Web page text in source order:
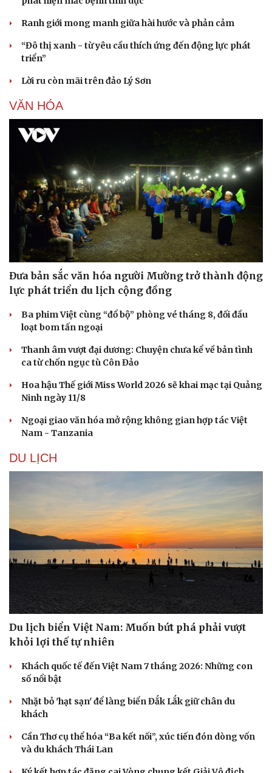
Tư vấn
check-in
Câu chuyện thời sự
Đọc truyện đêm khuya
Cửa sổ tình yêu
Kể chuyện cho bé
Hạt giống tâm hồn
Ranh giới mong manh giữa hài hước và phản cảm
“Đô thị xanh - từ yêu cầu thích ứng đến động lực phát
triển”
Lời ru còn mãi trên đảo Lý Sơn
VĂN HÓA
Đưa bản sắc văn hóa người Mường trở thành động
lực phát triển du lịch cộng đồng
Ba phim Việt cùng “đổ bộ” phòng vé tháng 8, đối đầu
loạt bom tấn ngoại
Thanh âm vượt đại dương: Chuyện chưa kể về bản tình
ca từ chốn ngục tù Côn Đảo
Hoa hậu Thế giới Miss World 2026 sẽ khai mạc tại Quảng
Ninh ngày 11/8
Ngoại giao văn hóa mở rộng không gian hợp tác Việt
Nam - Tanzania
DU LỊCH
Du lịch biển Việt Nam: Muốn bứt phá phải vượt
khỏi lợi thế tự nhiên
Khách quốc tế đến Việt Nam 7 tháng 2026: Những con
số nổi bật
Nhặt bỏ 'hạt sạn' để làng biển Đắk Lắk giữ chân du
khách
Cần Thơ cụ thể hóa “Ba kết nối”, xúc tiến đón dòng vốn
và du khách Thái Lan